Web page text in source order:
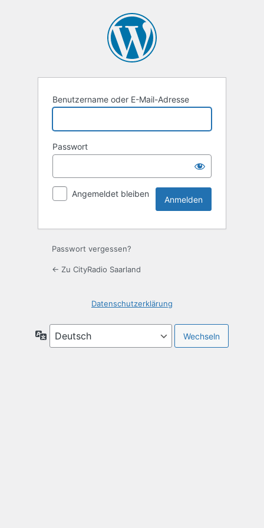
Benutzername oder E-Mail-Adresse
Passwort
Angemeldet bleiben
Passwort vergessen?
← Zu CityRadio Saarland
Datenschutzerklärung
Sprache